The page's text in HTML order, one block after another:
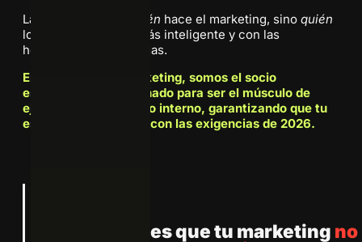
La pregunta no es
quién hace el marketing, sino quién
lo hace más rápido, más inteligente y con las
herramientas adecuadas.
En La Agencia D Marketing, somos el socio
estratégico B2B diseñado para ser el músculo de
ejecución de tu equipo interno, garantizando que tu
estrategia esté al día con las exigencias de 2026.
¿Sientes que tu marketing no